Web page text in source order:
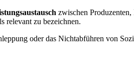
zwischen
relevant zu bezeichnen.
oder das Nichtabführen von